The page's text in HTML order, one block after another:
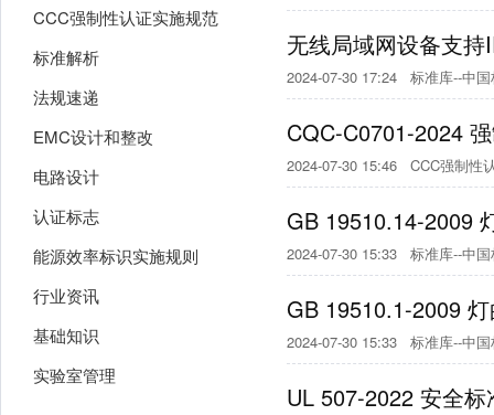
CCC强制性认证实施规范
标准解析
法规速递
EMC设计和整改
电路设计
认证标志
能源效率标识实施规则
行业资讯
基础知识
实验室管理
无线局域网设备支
2024-07-30 17:24 标准库--中
CQC-C0701-2024
2024-07-30 15:46 CCC强制性
GB 19510.14-2009
2024-07-30 15:33 标准库--中
GB 19510.1-2009
2024-07-30 15:33 标准库--中
UL 507-2022 安全